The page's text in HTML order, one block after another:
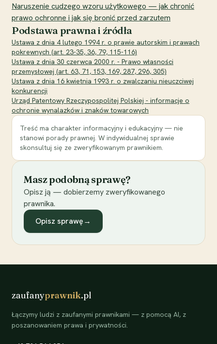
Naruszenie cudzego wzoru użytkowego — jak chronić
prawo ochronne i jak się bronić przed zarzutem
Podstawa prawna i źródła
Ustawa z dnia 4 lutego 1994 r. o prawie autorskim i prawach
pokrewnych (art. 23-35, 36, 79, 115-116)
Ustawa z dnia 30 czerwca 2000 r. - Prawo własności
przemysłowej (art. 63, 71, 153, 169, 287, 296, 305)
Ustawa z dnia 16 kwietnia 1993 r. o zwalczaniu nieuczciwej
konkurencji
Urząd Patentowy Rzeczypospolitej Polskiej - informacje o
ochronie wynalazków i znaków towarowych
Treść ma charakter informacyjny i edukacyjny — nie
stanowi porady prawnej. W indywidualnej sprawie
skonsultuj się ze zweryfikowanym prawnikiem.
Masz podobną sprawę?
Opisz ją — dobierzemy zweryfikowanego
prawnika.
Opisz sprawę→
zaufanyprawnik.pl
Łączymy ludzi z zaufanymi prawnikami — z pomocą AI, z
poszanowaniem prawa i prywatności.